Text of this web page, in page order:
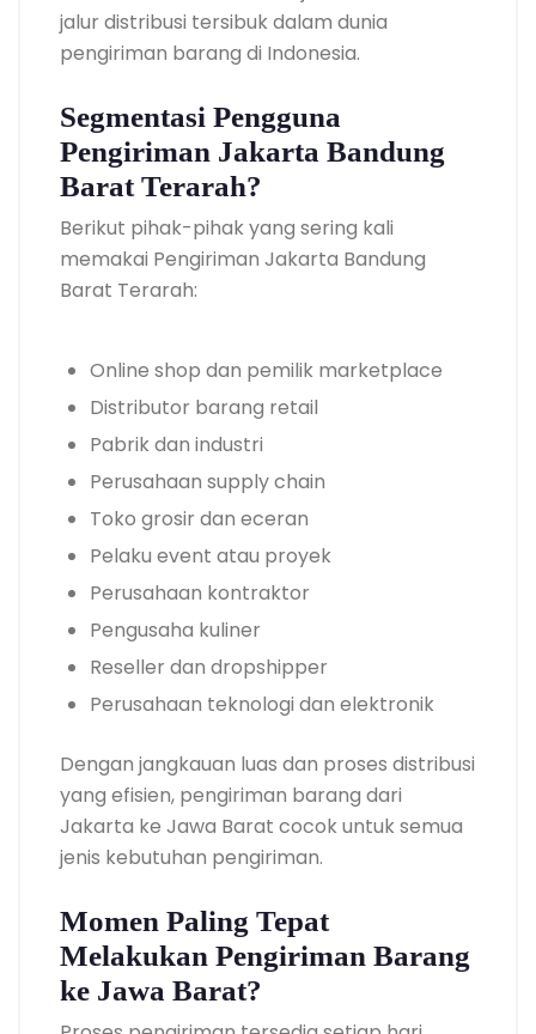
jalur distribusi tersibuk dalam dunia
pengiriman barang di Indonesia.
Segmentasi Pengguna
Pengiriman Jakarta Bandung
Barat Terarah?
Berikut pihak-pihak yang sering kali
memakai Pengiriman Jakarta Bandung
Barat Terarah:
Online shop dan pemilik marketplace
Distributor barang retail
Pabrik dan industri
Perusahaan supply chain
Toko grosir dan eceran
Pelaku event atau proyek
Perusahaan kontraktor
Pengusaha kuliner
Reseller dan dropshipper
Perusahaan teknologi dan elektronik
Dengan jangkauan luas dan proses distribusi
yang efisien, pengiriman barang dari
Jakarta ke Jawa Barat cocok untuk semua
jenis kebutuhan pengiriman.
Momen Paling Tepat
Melakukan Pengiriman Barang
ke Jawa Barat?